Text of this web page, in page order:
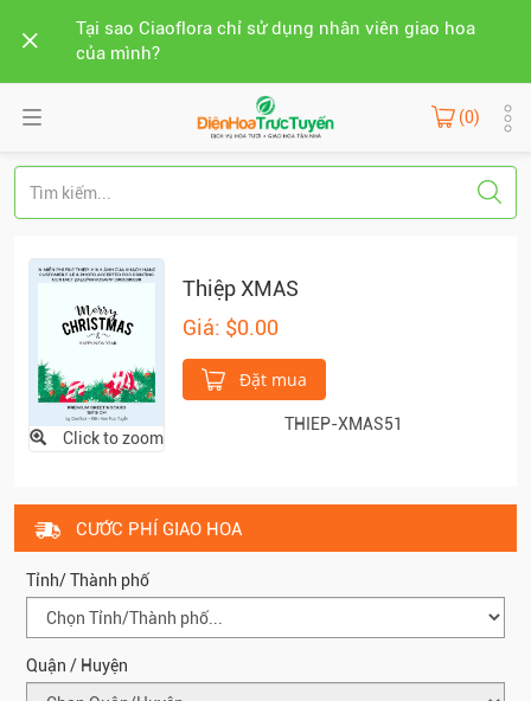
Tại sao Ciaoflora chỉ sử dụng nhân viên giao hoa
của mình?
(0)
Click to zoom
Thiệp XMAS
Giá: $0.00
Đặt mua
THIEP-XMAS51
CƯỚC PHÍ GIAO HOA
Tỉnh/ Thành phố
Quận / Huyện